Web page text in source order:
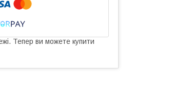
Тепер ви можете купити